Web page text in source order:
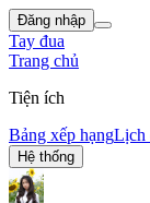
Đăng nhập
Tay đua
Trang chủ
Tiện ích
Bảng xếp hạngLịch
Hệ thống